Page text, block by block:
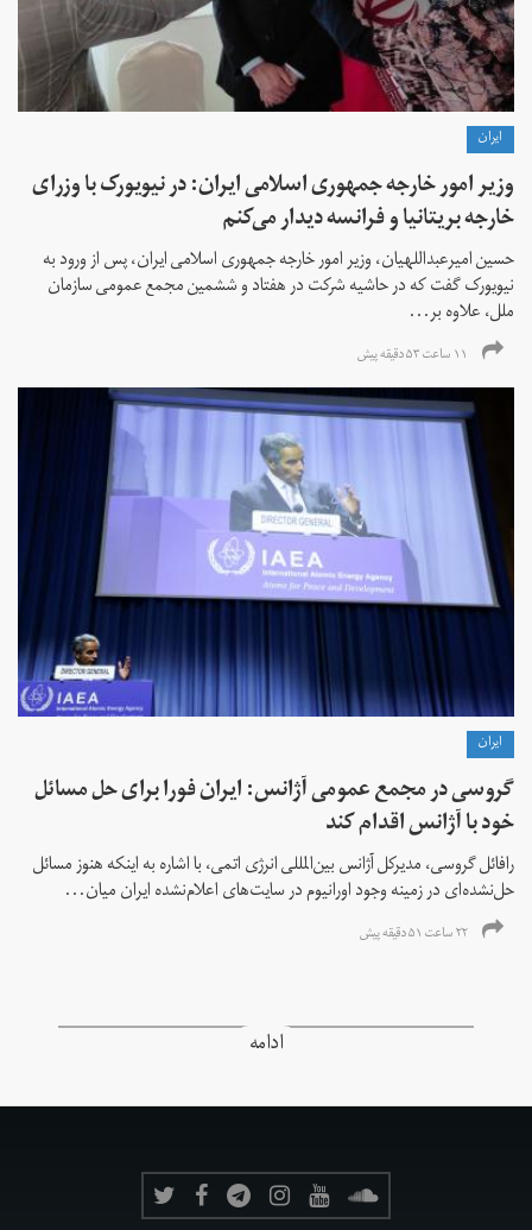
ايران
وزیر امور خارجه جمهوری اسلامی ایران: در نیویورک با وزرای
خارجه بریتانیا و فرانسه دیدار می‌کنم
حسین امیرعبداللهیان، وزیر امور خارجه جمهوری اسلامی ایران، پس از ورود به
نیویورک گفت که در حاشیه شرکت در هفتاد و ششمین مجمع عمومی سازمان
ملل، علاوه بر...
۱۱ ساعت ۵۳ دقیقه پیش
ايران
گروسی در مجمع عمومی آژانس: ایران فورا برای حل مسائل
خود با آژانس اقدام کند
رافائل گروسی، مدیرکل آژانس بین‌المللی انرژی اتمی، با اشاره به اینکه هنوز مسائل
حل‌نشده‌ای در زمینه وجود اورانیوم در سایت‌های اعلام‌نشده ایران میان...
۲۲ ساعت ۵۱ دقیقه پیش
ادامه